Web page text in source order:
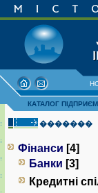
КАТАЛОГ
�������
Фінанси [4]
Банки [3]
Кредитні